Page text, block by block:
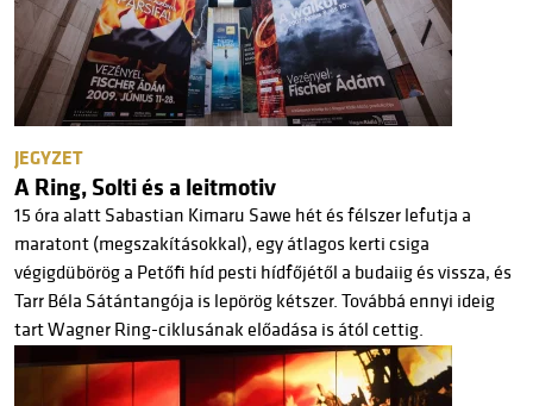
JEGYZET
A Ring, Solti és a leitmotiv
15 óra alatt Sabastian Kimaru Sawe hét és félszer lefutja a
maratont (megszakításokkal), egy átlagos kerti csiga
végigdübörög a Petőfi híd pesti hídfőjétől a budaiig és vissza, és
Tarr Béla Sátántangója is lepörög kétszer. Továbbá ennyi ideig
tart Wagner Ring-ciklusának előadása is ától cettig.